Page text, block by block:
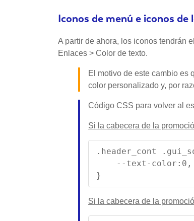
Iconos de menú e iconos de
A partir de ahora, los iconos tendrán
Enlaces > Color de texto.
El motivo de este cambio es
color personalizado y, por
Código CSS para volver al
Si la cabecera de la
.header_cont
--text-color:0,
}
Si la cabecera de la